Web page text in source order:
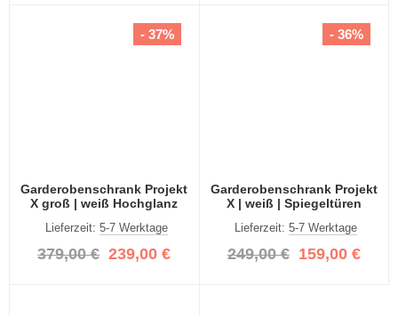
Garderobenschrank Projekt
X groß | weiß Hochglanz
Lieferzeit: 5-7 Werktage
379,00 € 239,00 €
- 37%
Garderobenschrank Projekt
X | weiß | Spiegeltüren
Lieferzeit:5-7 Werktage
249,00 € 159,00 €
- 36%